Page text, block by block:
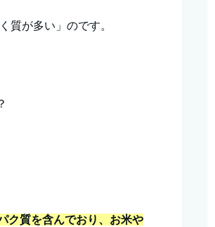
質が多い」のです。
ク質を含んでおり、お米や